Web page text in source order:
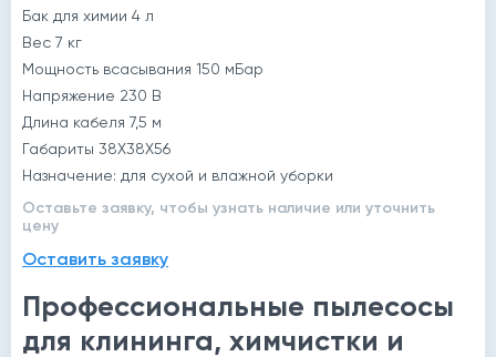
Бак для химии 4 л
Вес 7 кг
Мощность всасывания 150 мБар
Напряжение 230 В
Длина кабеля 7,5 м
Габариты 38Х38Х56
Назначение: для сухой и влажной уборки
Оставьте заявку, чтобы узнать наличие или уточнить
цену
Оставить заявку
Профессиональные пылесосы
для клининга, химчистки и